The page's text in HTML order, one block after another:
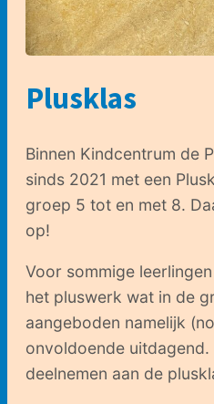
Plusklas
Binnen Kindcentrum de
sinds 2021 met een
groep 5 tot en met 8.
op!
Voor sommige
het pluswerk wat in de
aangeboden namelijk
onvoldoende
deelnemen aan de